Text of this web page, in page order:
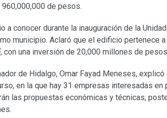
960,000,000 de pesos.
a conocer durante la inauguración de la
municipio. Aclaró que el edificio pertenece
con una inversión de 20,000 millones de
de Hidalgo, Omar Fayad Meneses,
en la que hay 31 empresas interesadas
las propuestas económicas y técnicas,